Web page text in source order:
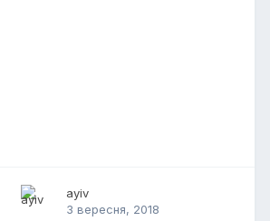
ayiv
3 вересня, 2018